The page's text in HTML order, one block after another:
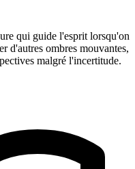
qui guide l'esprit lorsqu'on
d'autres ombres mouvantes,
malgré l'incertitude.